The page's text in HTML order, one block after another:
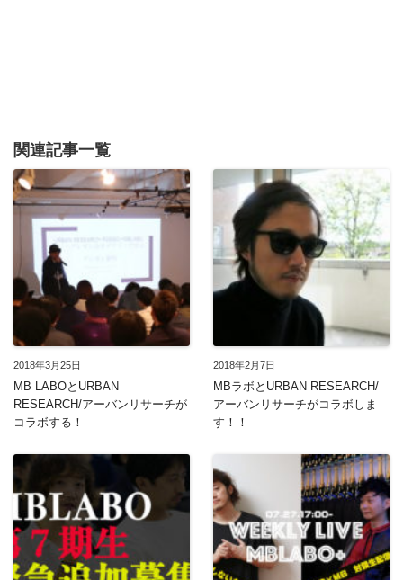
関連記事一覧
2018年3月25日
MB LABOとURBAN
RESEARCH/アーバンリサーチが
コラボする！
2018年2月7日
MBラボとURBAN RESEARCH/
アーバンリサーチがコラボしま
す！！